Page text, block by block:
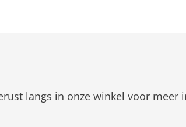
langs in onze winkel voor meer